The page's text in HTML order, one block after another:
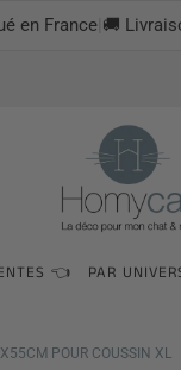
en France| 🚚
👈 PAR
POUR COUSSIN XL